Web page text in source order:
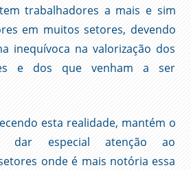
trabalhadores a mais e sim
em muitos setores, devendo
inequívoca na valorização dos
e dos que venham a ser
esta realidade, mantém o
dar especial atenção ao
onde é mais notória essa